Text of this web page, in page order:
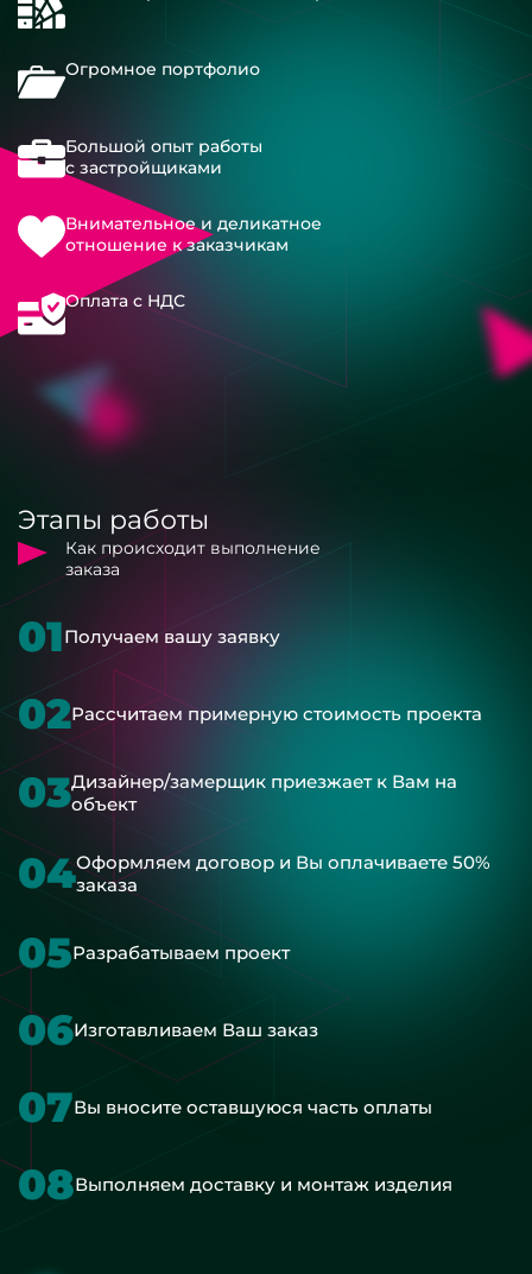
Огромное портфолио
Большой опыт работы
с застройщиками
Внимательное и деликатное
отношение к заказчикам
Оплата с НДС
Этапы работы
Как происходит выполнение
заказа
01Получаем вашу заявку
02Рассчитаем примерную стоимость проекта
03Дизайнер/замерщик приезжает к Вам на
объект
04Оформляем договор и Вы оплачиваете 50%
заказа
05Разрабатываем проект
06Изготавливаем Ваш заказ
07Вы вносите оставшуюся часть оплаты
08Выполняем доставку и монтаж изделия